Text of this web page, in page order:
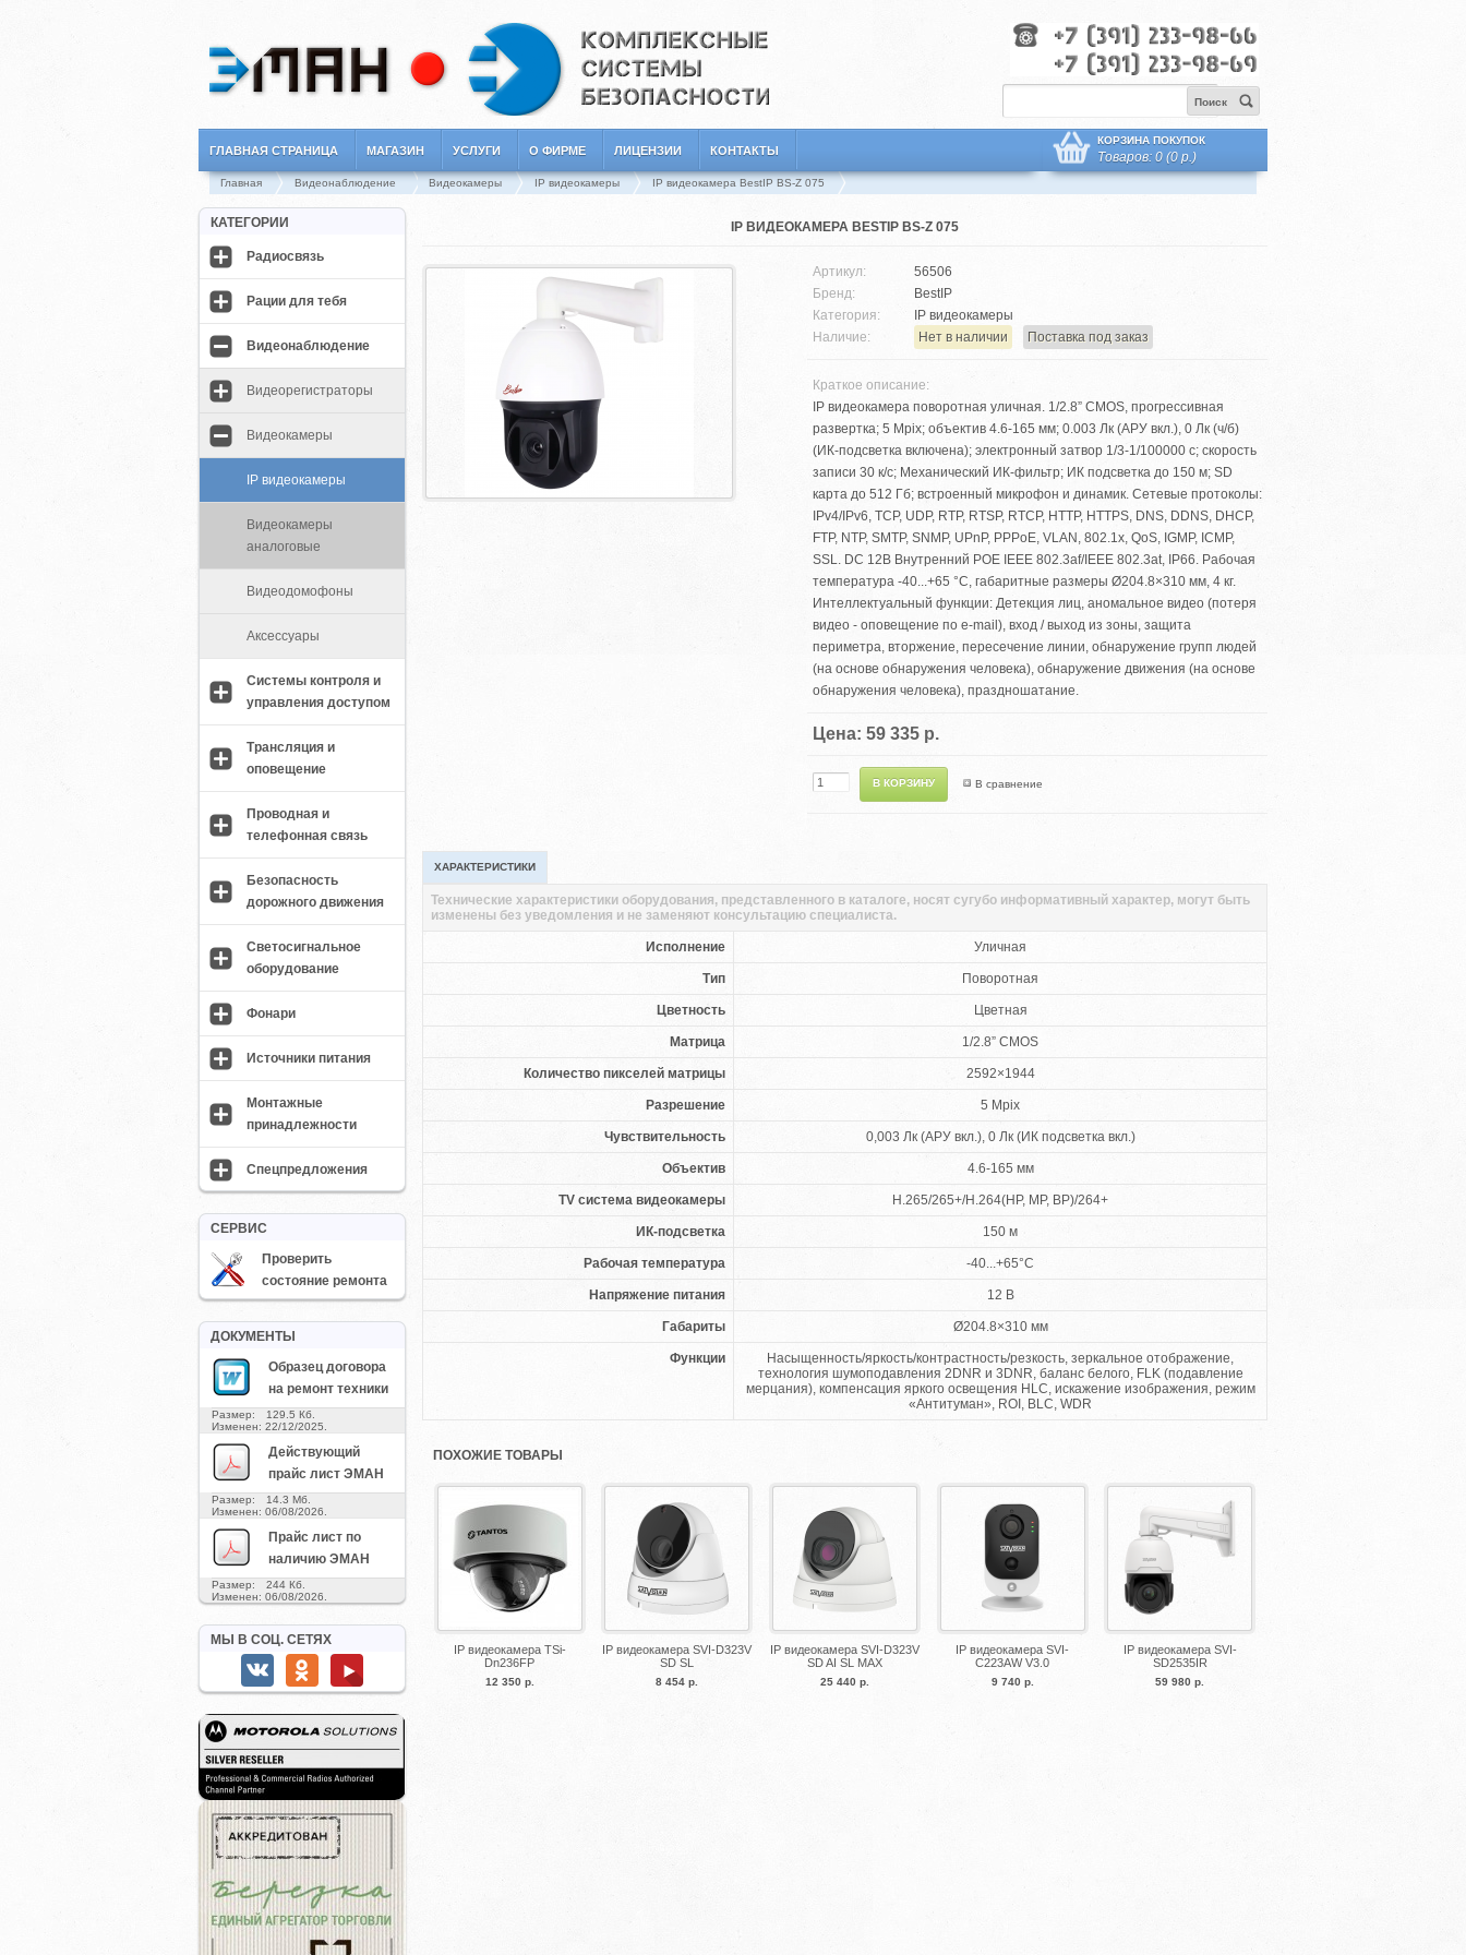
Поиск
ГЛАВНАЯ СТРАНИЦА МАГАЗИН УСЛУГИ О ФИРМЕ ЛИЦЕНЗИИ КОНТАКТЫ
КОРЗИНА ПОКУПОК
Товаров: 0 (0 р.)
Главная Видеонаблюдение Видеокамеры IP видеокамеры IP видеокамера BestIP BS-Z 075
КАТЕГОРИИ
Радиосвязь
Рации для тебя
Видеонаблюдение
Видеорегистраторы
Видеокамеры
IP видеокамеры
Видеокамеры
аналоговые
Видеодомофоны
Аксессуары
Системы контроля и
управления доступом
Трансляция и
оповещение
Проводная и
телефонная связь
Безопасность
дорожного движения
Светосигнальное
оборудование
Фонари
Источники питания
Монтажные
принадлежности
Спецпредложения
СЕРВИС
Проверить
состояние ремонта
ДОКУМЕНТЫ
Образец договора
на ремонт техники
Размер: 129.5 Кб.
Изменен: 22/12/2025.
Действующий
прайс лист ЭМАН
Размер: 14.3 Мб.
Изменен: 06/08/2026.
Прайс лист по
наличию ЭМАН
Размер: 244 Кб.
Изменен: 06/08/2026.
МЫ В СОЦ. СЕТЯХ
IP ВИДЕОКАМЕРА BESTIP BS-Z 075
Артикул:
56506
Бренд:
BestIP
Категория:
IP видеокамеры
Наличие:
Нет в наличии Поставка под заказ
Краткое описание:
IP видеокамера поворотная уличная. 1/2.8” CMOS, прогрессивная
развертка; 5 Mpix; объектив 4.6-165 мм; 0.003 Лк (АРУ вкл.), 0 Лк (ч/б)
(ИК-подсветка включена); электронный затвор 1/3-1/100000 с; скорость
записи 30 к/с; Механический ИК-фильтр; ИК подсветка до 150 м; SD
карта до 512 Гб; встроенный микрофон и динамик. Сетевые протоколы:
IPv4/IPv6, TCP, UDP, RTP, RTSP, RTCP, HTTP, HTTPS, DNS, DDNS, DHCP,
FTP, NTP, SMTP, SNMP, UPnP, PPPoE, VLAN, 802.1x, QoS, IGMP, ICMP,
SSL. DC 12В Внутренний POE IEEE 802.3af/IEEE 802.3at, IP66. Рабочая
температура -40...+65 °С, габаритные размеры Ø204.8×310 мм, 4 кг.
Интеллектуальный функции: Детекция лиц, аномальное видео (потеря
видео - оповещение по e-mail), вход / выход из зоны, защита
периметра, вторжение, пересечение линии, обнаружение групп людей
(на основе обнаружения человека), обнаружение движения (на основе
обнаружения человека), праздношатание.
Цена: 59 335 р.
В сравнение
ХАРАКТЕРИСТИКИ
Исполнение Уличная
Тип Поворотная
Цветность Цветная
Матрица 1/2.8” CMOS
Количество пикселей матрицы 2592×1944
Разрешение 5 Mpix
Чувствительность 0,003 Лк (АРУ вкл.), 0 Лк (ИК подсветка вкл.)
Объектив 4.6-165 мм
TV система видеокамеры H.265/265+/H.264(HP, MP, BP)/264+
ИК-подсветка 150 м
Рабочая температура -40...+65°C
Напряжение питания 12 B
Габариты Ø204.8×310 мм
Функции
Насыщенность/яркость/контрастность/резкость, зеркальное отображение,
технология шумоподавления 2DNR и 3DNR, баланс белого, FLK (подавление
мерцания), компенсация яркого освещения HLC, искажение изображения, режим
«Антитуман», ROI, BLC, WDR
Технические характеристики оборудования, представленного в каталоге, носят сугубо информативный характер, могут быть
изменены без уведомления и не заменяют консультацию специалиста.
ПОХОЖИЕ ТОВАРЫ
IP видеокамера TSi-
Dn236FP
12 350 р.
IP видеокамера SVI-D323V
SD SL
8 454 р.
IP видеокамера SVI-D323V
SD AI SL MAX
25 440 р.
IP видеокамера SVI-
C223AW V3.0
9 740 р.
IP видеокамера SVI-
SD2535IR
59 980 р.